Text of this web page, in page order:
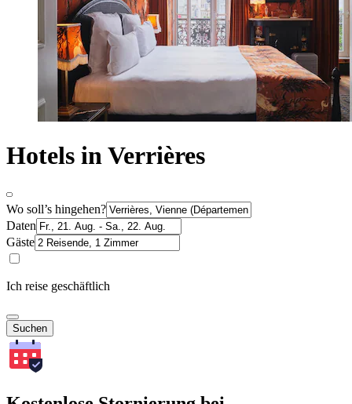
Hotels in Verrières
Wo soll’s hingehen?
Daten
Gäste
Ich reise geschäftlich
Suchen